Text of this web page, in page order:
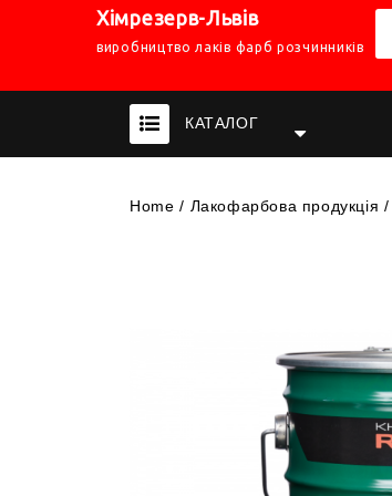
Хімрезерв-Львів
виробництво лаків фарб розчинників
КАТАЛОГ
Home / Лакофарбова продукція /